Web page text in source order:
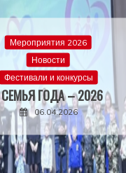
Мероприятия 2026
Новости
Фестивали и конкурсы
СЕМЬЯ ГОДА – 2026
06.04.2026